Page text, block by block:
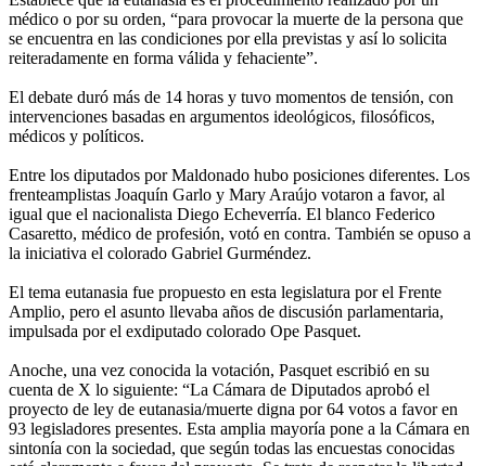
médico o por su orden, “para provocar la muerte de la persona que
se encuentra en las condiciones por ella previstas y así lo solicita
reiteradamente en forma válida y fehaciente”.
El debate duró más de 14 horas y tuvo momentos de tensión, con
intervenciones basadas en argumentos ideológicos, filosóficos,
médicos y políticos.
Entre los diputados por Maldonado hubo posiciones diferentes. Los
frenteamplistas Joaquín Garlo y Mary Araújo votaron a favor, al
igual que el nacionalista Diego Echeverría. El blanco Federico
Casaretto, médico de profesión, votó en contra. También se opuso a
la iniciativa el colorado Gabriel Gurméndez.
El tema eutanasia fue propuesto en esta legislatura por el Frente
Amplio, pero el asunto llevaba años de discusión parlamentaria,
impulsada por el exdiputado colorado Ope Pasquet.
Anoche, una vez conocida la votación, Pasquet escribió en su
cuenta de X lo siguiente: “La Cámara de Diputados aprobó el
proyecto de ley de eutanasia/muerte digna por 64 votos a favor en
93 legisladores presentes. Esta amplia mayoría pone a la Cámara en
sintonía con la sociedad, que según todas las encuestas conocidas